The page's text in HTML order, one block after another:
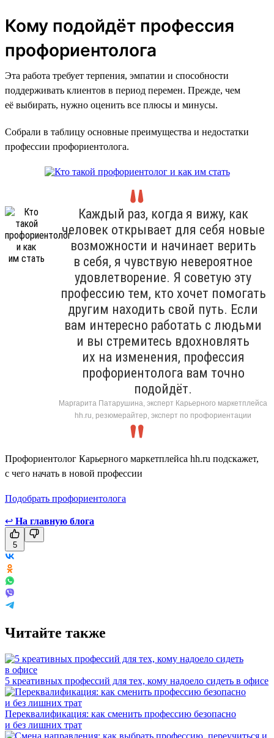
Кому подойдёт профессия
профориентолога
Эта работа требует терпения, эмпатии и способности
поддерживать клиентов в период перемен. Прежде, чем
её выбирать, нужно оценить все плюсы и минусы.
Собрали в таблицу основные преимущества и недостатки
профессии профориентолога.
Каждый раз, когда я вижу, как
человек открывает для себя новые
возможности и начинает верить
в себя, я чувствую невероятное
удовлетворение. Я советую эту
профессию тем, кто хочет помогать
другим находить свой путь. Если
вам интересно работать с людьми
и вы стремитесь вдохновлять
их на изменения, профессия
профориентолога вам точно
подойдёт.
Маргарита Патарушина, эксперт Карьерного маркетплейса
hh.ru, резюмерайтер, эксперт по профориентации
Профориентолог Карьерного маркетплейса hh.ru подскажет,
с чего начать в новой профессии
Подобрать профориентолога
↩ На главную блога
5
Читайте также
5 креативных профессий для тех, кому надоело сидеть в офисе
Переквалификация: как сменить профессию безопасно
и без лишних трат